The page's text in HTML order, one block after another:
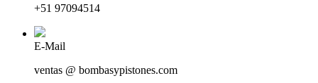
+51 97094514
E-Mail
ventas @ bombasypistones.com